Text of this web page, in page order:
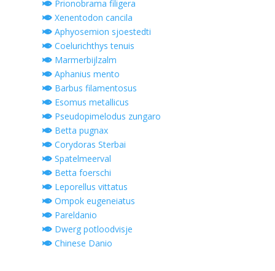
Prionobrama filigera
Xenentodon cancila
Aphyosemion sjoestedti
Coelurichthys tenuis
Marmerbijlzalm
Aphanius mento
Barbus filamentosus
Esomus metallicus
Pseudopimelodus zungaro
Betta pugnax
Corydoras Sterbai
Spatelmeerval
Betta foerschi
Leporellus vittatus
Ompok eugeneiatus
Pareldanio
Dwerg potloodvisje
Chinese Danio